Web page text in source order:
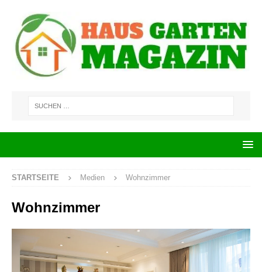
STARTSEITE Medien Wohnzimmer
Wohnzimmer